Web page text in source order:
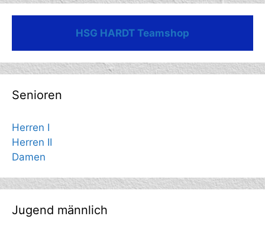
HSG HARDT Teamshop
Senioren
Herren I
Herren II
Damen
Jugend männlich